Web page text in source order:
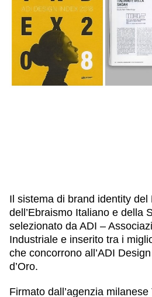
IL NOSTRO STAFF
EDUCAZIONE
SCUOLE
INSEGNANTI
GIOVANI, ADULTI
CULTURA EBRAICA
CAPIRE L’EBRAISMO
CALENDARIO & FESTIVITÀ
SHOAH
Il sistema di brand identity del
dell’Ebraismo Italiano e della
selezionato da ADI –
Industriale e inserito tra i
che concorrono all’ADI
d’Oro.
Firmato dall’agenzia milanese